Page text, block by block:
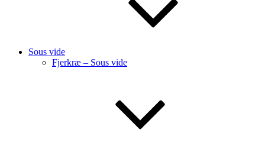
Sous vide
Fjerkræ – Sous vide